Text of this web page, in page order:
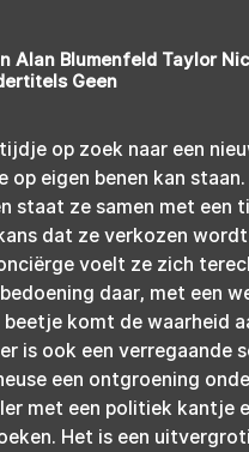
Alan Blumenfeld Taylor
Geen
op zoek naar een
op eigen benen kan
staat ze samen met een
dat ze verkozen
voelt ze zich
daar, met een
komt de waarheid
is ook een verregaande
een ontgroening
met een politiek
Het is een